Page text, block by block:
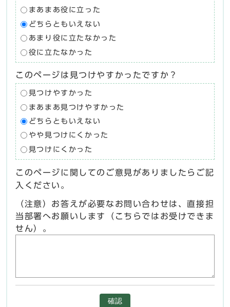
まあまあ役に立った
どちらともいえない
あまり役に立たなかった
役に立たなかった
このページは見つけやすかったですか？
見つけやすかった
まあまあ見つけやすかった
どちらともいえない
やや見つけにくかった
見つけにくかった
このページに関してのご意見がありましたらご記
入ください。
（注意）お答えが必要なお問い合わせは、直接担
当部署へお願いします（こちらではお受けできま
せん）。
確認